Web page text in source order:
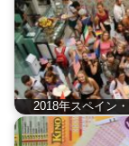
2018年スペイン